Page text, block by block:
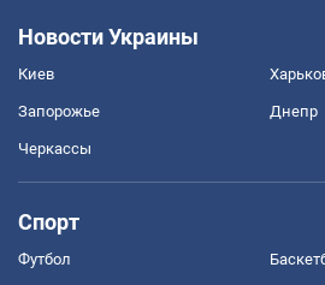
Новости Украины
Киев
Запорожье Днепр
Черкассы
Спорт
Футбол